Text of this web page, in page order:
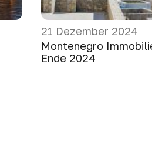
21 Dezember 2024
Montenegro
Ende 2024